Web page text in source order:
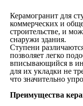
Керамогранит для
коммерческих и
строительстве, и
снаружи здания.
Ступени
позволяет легко
вписывающийся в
для их укладки не
что значительно
Преимущества